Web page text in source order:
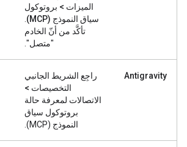
الميزات > بروتوكول
سياق النموذج (MCP)
تأكَّد من أنّ الخادم
"متصل".
Antigravity
راجِع الشريط الجانبي
التخصيصات >
الاتصالات لمعرفة حالة
بروتوكول سياق
النموذج (MCP).